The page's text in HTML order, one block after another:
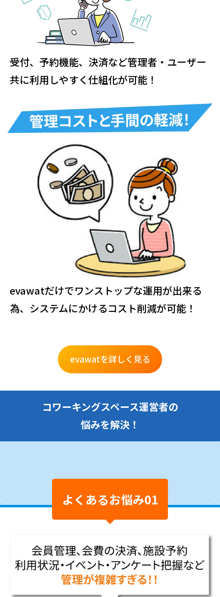
受付、予約機能、決済など管理者・ユーザー
共に利用しやすく仕組化が可能！
evawatだけでワンストップな運用が出来る
為、システムにかけるコスト削減が可能！
evawatを詳しく見る
コワーキングスペース運営者の
悩みを解決！
よくあるお悩み01